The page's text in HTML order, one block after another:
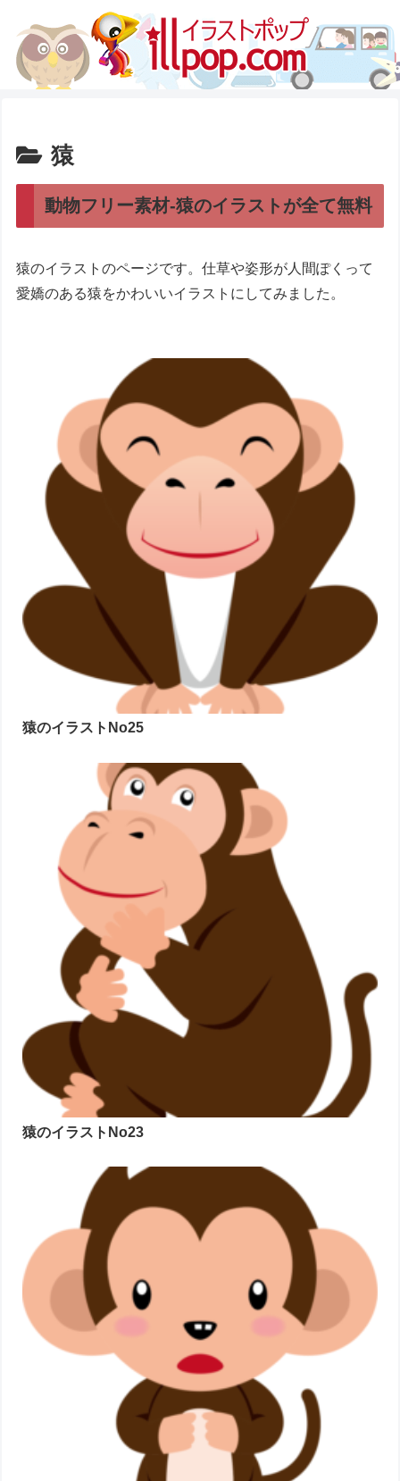
猿
動物フリー素材-猿のイラストが全て無料
猿のイラストのページです。仕草や姿形が人間ぽくって
愛嬌のある猿をかわいいイラストにしてみました。
猿のイラストNo25
猿のイラストNo23